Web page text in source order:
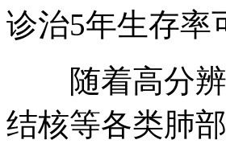
诊治5年生存率
随着高分辨
结核等各类肺